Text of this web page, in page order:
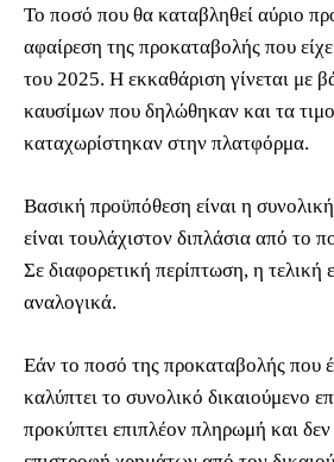
Το ποσό που θα καταβληθεί αύριο
αφαίρεση της προκαταβολής που
του 2025. Η εκκαθάριση γίνεται με
καυσίμων που δηλώθηκαν και τα
καταχωρίστηκαν στην πλατφόρμα.
Βασική προϋπόθεση είναι η
είναι τουλάχιστον διπλάσια από το
Σε διαφορετική περίπτωση, η τελική
αναλογικά.
Εάν το ποσό της προκαταβολής που
καλύπτει το συνολικό δικαιούμενο
προκύπτει επιπλέον πληρωμή και δεν